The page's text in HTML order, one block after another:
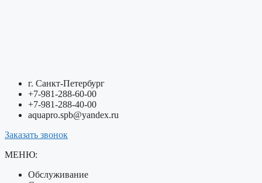
г. Санкт-Петербург
+7-981-288-60-00
+7-981-288-40-00
aquapro.spb@yandex.ru
Заказать звонок
МЕНЮ:
Обслуживание